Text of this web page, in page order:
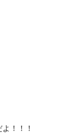
よ！！！